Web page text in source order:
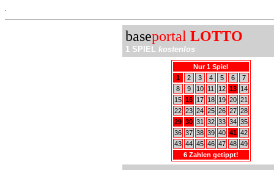
baseportal LOTTO
1 SPIEL kostenlos
Nur 1 Spiel
1
2 3 4 5 6
7
8
9 10 11 12 13
14
15 16 17 18 19 20 21
22 23 24 25 26 27 28
29 30 31 32 33 34 35
36 37 38 39 40 41 42
43 44 45 46 47 48 49
6 Zahlen getippt!